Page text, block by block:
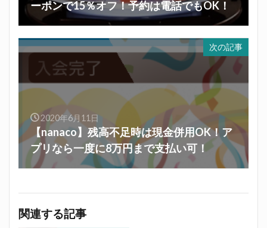
ーポンで15％オフ！予約は電話でもOK！
次の記事
2020年6月11日
【nanaco】残高不足時は現金併用OK！ア
プリなら一度に8万円まで支払い可！
関連する記事